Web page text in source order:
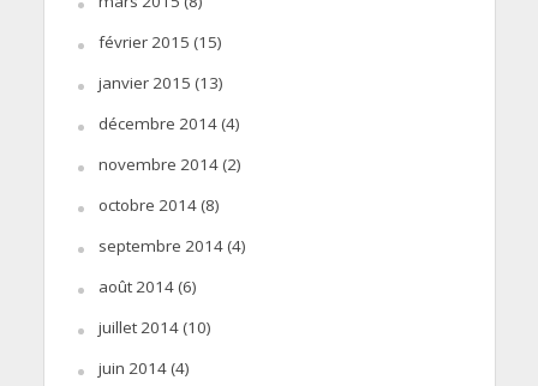
février 2015 (15)
janvier 2015 (13)
décembre 2014(4)
novembre 2014(2)
octobre 2014(8)
septembre 2014(4)
août 2014(6)
juillet 2014(10)
juin 2014(4)